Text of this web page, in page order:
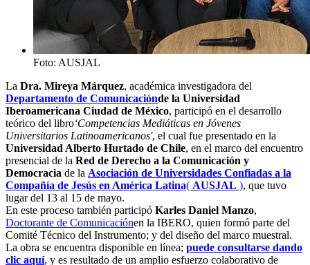
Foto: AUSJAL
La Dra. Mireya Márquez, académica investigadora del
Departamento de Comunicaciónde la Universidad
Iberoamericana Ciudad de México, participó en el desarrollo
teórico del libro‘Competencias Mediáticas en Jóvenes
Universitarios Latinoamericanos', el cual fue presentado en la
Universidad Alberto Hurtado de Chile, en el marco del encuentro
presencial de la Red de Derecho a la Comunicación y
Democracia de la Asociación de Universidades Confiadas a la
Compañía de Jesús en América Latina( AUSJAL ), que tuvo
lugar del 13 al 15 de mayo.
En este proceso también participó Karles Daniel Manzo,
Doctorante de Comunicaciónen la IBERO, quien formó parte del
Comité Técnico del Instrumento; y del diseño del marco muestral.
La obra se encuentra disponible en línea; puede consultarse dando
clic aquí, y es resultado de un amplio esfuerzo colaborativo de